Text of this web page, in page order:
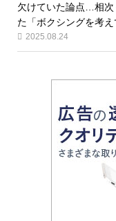
欠けていた論点…相次
た「ボクシングを考え
2025.08.24